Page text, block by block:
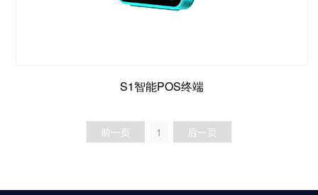
S1智能POS终端
前一页 1 后一页